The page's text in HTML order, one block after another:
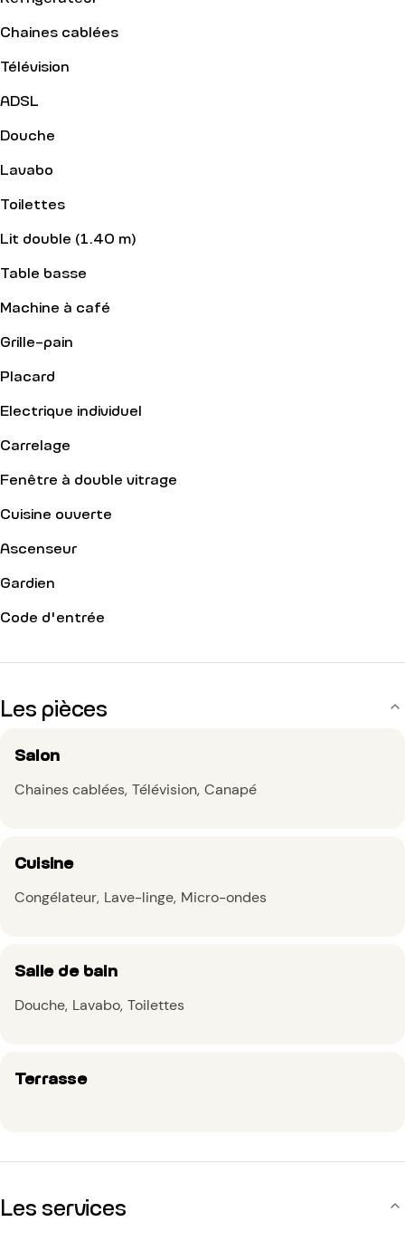
Chaines cablées
Télévision
ADSL
Douche
Lavabo
Toilettes
Lit double (1.40 m)
Table basse
Machine à café
Grille-pain
Placard
Electrique individuel
Carrelage
Fenêtre à double vitrage
Cuisine ouverte
Ascenseur
Gardien
Code d'entrée
Les pièces
Salon
Chaines cablées Télévision Canapé
Cuisine
Congélateur Lave-linge Micro-ondes
Salle de bain
Douche Lavabo Toilettes
Terrasse
Les services